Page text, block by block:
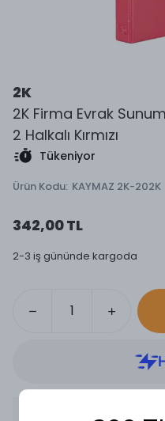
2K
2K Firma Evrak
2 Halkalı Kırmızı
Tükeniyor
Ürün Kodu: KAYMAZ 2K-202K
342,00 TL
2-3 iş gününde kargoda
Ürün Açıklaması